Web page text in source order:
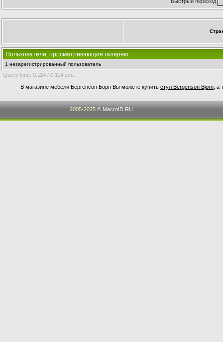
Пользователи, просматривающие галерею
1 незарегистрированный пользователь
Query time: 0.114 / 0.114 sec.
В магазине мебели Бергенсон Борн Вы можете купить стул Bergenson Bjorn ,
2005-2025 © MacroID.RU